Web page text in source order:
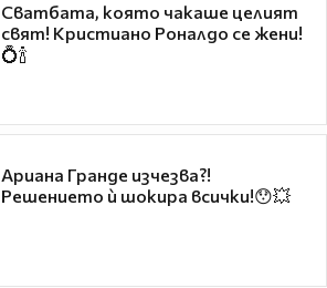
Сватбата, която чакаше целият
свят! Кристиано Роналдо се жени!
💍🍾
Ариана Гранде изчезва?!
Решението ѝ шокира всички!😯💥